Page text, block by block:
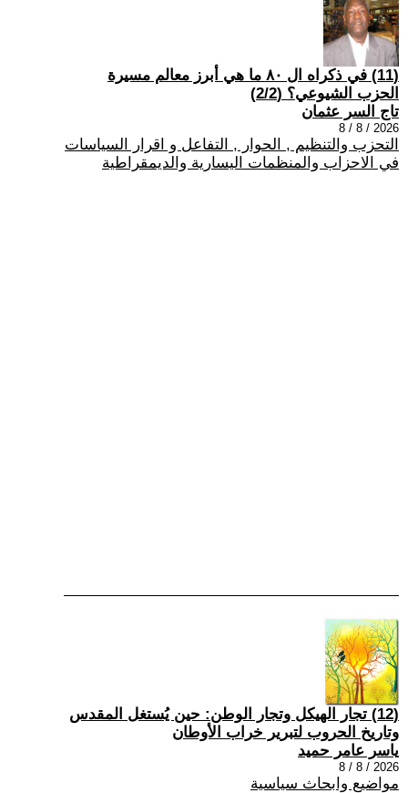
(11) في ذكراه ال ٨٠ ما هي أبرز معالم مسيرة
الحزب الشيوعي؟ (2/2)
تاج السر عثمان
2026 / 8 / 8
التحزب والتنظيم , الحوار , التفاعل و اقرار السياسات
في الاحزاب والمنظمات اليسارية والديمقراطية
(12) تجار الهيكل وتجار الوطن: حين يُستغل المقدس
وتاريخ الحروب لتبرير خراب الأوطان
ياسر عامر حميد
2026 / 8 / 8
مواضيع وابحاث سياسية